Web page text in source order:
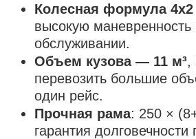
Колесная формула 4х2
высокую маневренность
обслуживании.
Объем кузова — 11 м³,
перевозить большие
один рейс.
Прочная рама: 250 ×
гарантия долговечности